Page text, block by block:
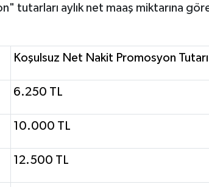
tutarları aylık net maaş miktarına
Koşulsuz Net Nakit Promosyon Tutarı
6.250 TL
10.000 TL
12.500 TL